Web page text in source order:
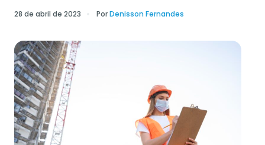
28 de abril de 2023 PorDenisson Fernandes